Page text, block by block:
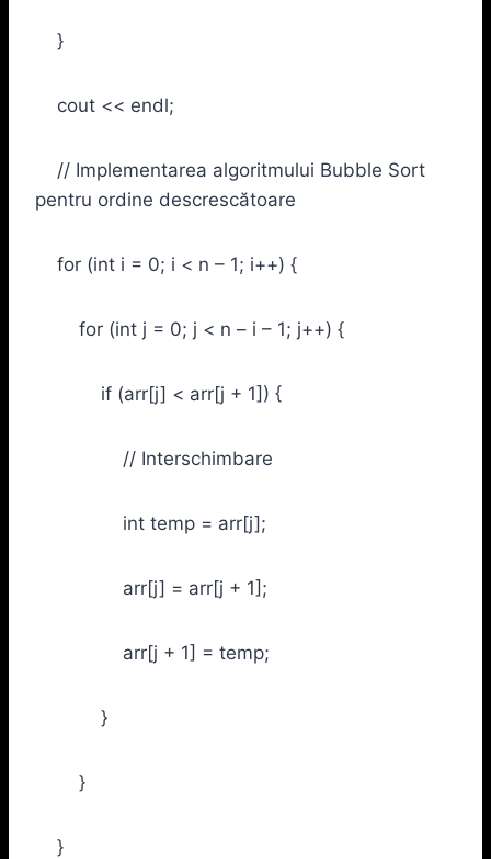
}
cout << endl;
// Implementarea algoritmului Bubble Sort
pentru ordine descrescătoare
for (int i = 0; i < n – 1; i++) {
for (int j = 0; j < n – i – 1; j++) {
if (arr[j] < arr[j + 1]) {
// Interschimbare
int temp = arr[j];
arr[j] = arr[j + 1];
arr[j + 1] = temp;
}
}
}